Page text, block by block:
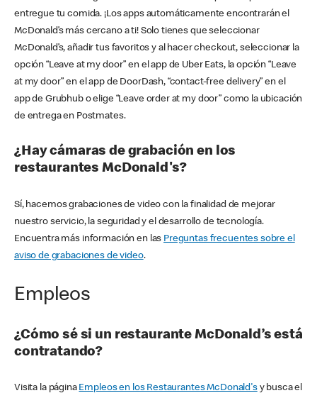
entregue tu comida. ¡Los apps automáticamente encontrarán el
McDonald’s más cercano a ti! Solo tienes que seleccionar
McDonald’s, añadir tus favoritos y al hacer checkout, seleccionar la
opción “Leave at my door” en el app de Uber Eats, la opción “Leave
at my door” en el app de DoorDash, “contact-free delivery” en el
app de Grubhub o elige “Leave order at my door” como la ubicación
de entrega en Postmates.
¿Hay cámaras de grabación en los
restaurantes McDonald's?
Sí, hacemos grabaciones de video con la finalidad de mejorar
nuestro servicio, la seguridad y el desarrollo de tecnología.
Encuentra más información en las Preguntas frecuentes sobre el
aviso de grabaciones de video.
Empleos
¿Cómo sé si un restaurante McDonald’s está
contratando?
Visita la página Empleos en los Restaurantes McDonald'sy busca el